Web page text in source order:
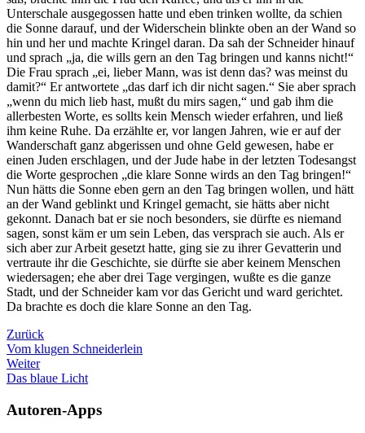
Unterschale ausgegossen hatte und eben trinken wollte, da schien
die Sonne darauf, und der Widerschein blinkte oben an der Wand so
hin und her und machte Kringel daran. Da sah der Schneider hinauf
und sprach „ja, die wills gern an den Tag bringen und kanns nicht!“
Die Frau sprach „ei, lieber Mann, was ist denn das? was meinst du
damit?“ Er antwortete „das darf ich dir nicht sagen.“ Sie aber sprach
„wenn du mich lieb hast, mußt du mirs sagen,“ und gab ihm die
allerbesten Worte, es sollts kein Mensch wieder erfahren, und ließ
ihm keine Ruhe. Da erzählte er, vor langen Jahren, wie er auf der
Wanderschaft ganz abgerissen und ohne Geld gewesen, habe er
einen Juden erschlagen, und der Jude habe in der letzten Todesangst
die Worte gesprochen „die klare Sonne wirds an den Tag bringen!“
Nun hätts die Sonne eben gern an den Tag bringen wollen, und hätt
an der Wand geblinkt und Kringel gemacht, sie hätts aber nicht
gekonnt. Danach bat er sie noch besonders, sie dürfte es niemand
sagen, sonst käm er um sein Leben, das versprach sie auch. Als er
sich aber zur Arbeit gesetzt hatte, ging sie zu ihrer Gevatterin und
vertraute ihr die Geschichte, sie dürfte sie aber keinem Menschen
wiedersagen; ehe aber drei Tage vergingen, wußte es die ganze
Stadt, und der Schneider kam vor das Gericht und ward gerichtet.
Da brachte es doch die klare Sonne an den Tag.
Zurück
Vom klugen Schneiderlein
Weiter
Das blaue Licht
Autoren-Apps